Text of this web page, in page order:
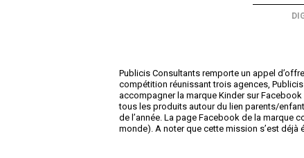
Publicis Consultants remporte un appel
compétition réunissant trois agences,
accompagner la marque Kinder sur
tous les produits autour du lien parents/
de l’année. La page Facebook de la marque
monde). A noter que cette mission s’est déjà